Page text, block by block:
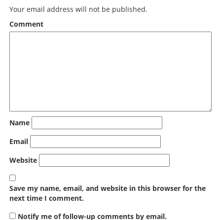
Your email address will not be published.
Comment
Name
Email
Website
Save my name, email, and website in this browser for the
next time I comment.
Notify me of follow-up comments by email.